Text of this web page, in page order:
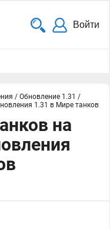
Войти
/ Обновление 1.31 /
1.31 в Мире танков
на